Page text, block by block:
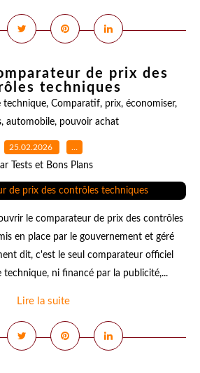
de prix des
techniques
technique, Comparatif, prix, économiser,
, automobile, pouvoir achat
25.02.2026 …
Tests et Bons Plans
le comparateur de prix des contrôles
en place par le gouvernement et géré
dit, c'est le seul comparateur officiel
ni financé par la publicité,...
Lire la suite